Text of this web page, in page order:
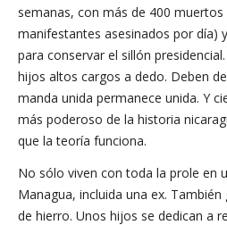
semanas, con más de 400 muertos
manifestantes asesinados por día)
para conservar el sillón
hijos altos cargos a dedo. Deben
manda unida permanece unida. Y
más poderoso de la historia
que la teoría funciona.
No sólo viven con toda la prole en
Managua, incluida una ex.
de hierro. Unos hijos se dedican a